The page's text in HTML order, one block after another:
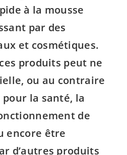
à la mousse
par des
et cosmétiques.
produits peut ne
ou au contraire
la santé, la
de
encore être
d’autres produits